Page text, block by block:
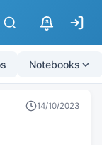
$
Notebooks
14/10/2023